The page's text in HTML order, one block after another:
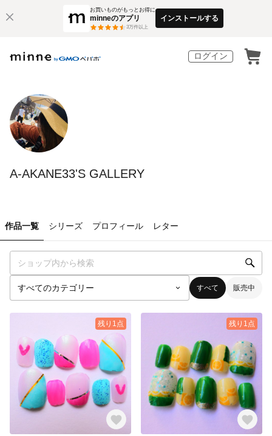
お買いものがもっとお得に
minneのアプリ
3万件以上
インストールする
ログイン
A-AKANE33'S GALLERY
作品一覧 シリーズ プロフィール レター
すべて 販売中
残り1点 残り1点